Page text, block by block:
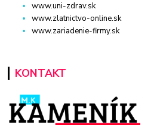
www.uni-zdrav.sk
www.zlatnictvo-online.sk
www.zariadenie-firmy.sk
KONTAKT